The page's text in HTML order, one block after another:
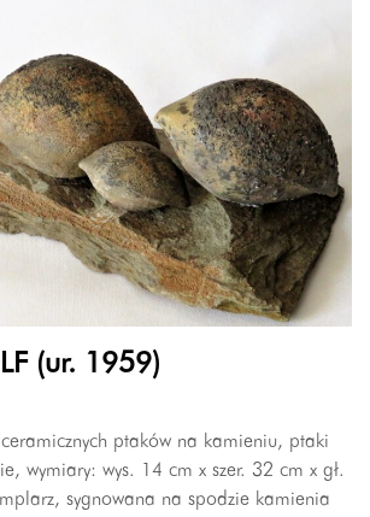
(ur. 1959)
ptaków na kamieniu, ptaki
wymiary: wys. 14 cm x szer. 32 cm x gł.
sygnowana na spodzie kamienia